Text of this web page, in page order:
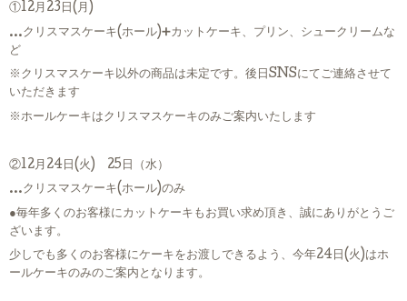
①12月23日(月)
…クリスマスケーキ(ホール)➕カットケーキ、プリン、シュークリームな
ど
※クリスマスケーキ以外の商品は未定です。後日SNSにてご連絡させて
いただきます
※ホールケーキはクリスマスケーキのみご案内いたします
②12月24日(火) 25日（水）
…クリスマスケーキ(ホール)のみ
●毎年多くのお客様にカットケーキもお買い求め頂き、誠にありがとうご
ざいます。
少しでも多くのお客様にケーキをお渡しできるよう、今年24日(火)はホ
ールケーキのみのご案内となります。